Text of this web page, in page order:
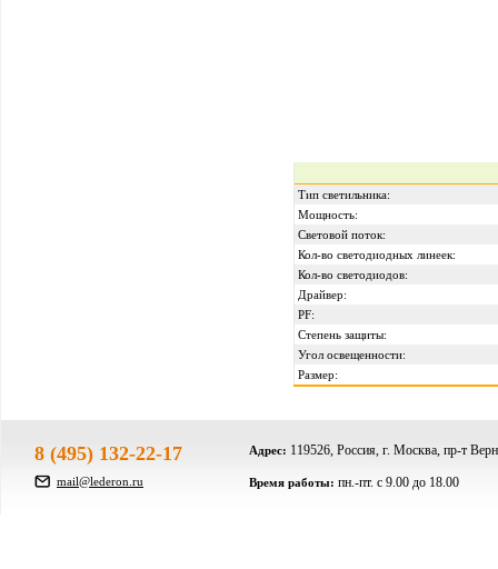
Тип светильника:
Мощность:
Световой поток:
Кол-во светодиодных линеек:
Кол-во светодиодов:
Драйвер:
PF:
Степень защиты:
Угол освещенности:
Размер:
8 (495) 132-22-17
mail@lederon.ru
Адрес: 119526, Россия, г. Москва, пр-т
Время работы: пн.-пт. c 9.00 до 18.00